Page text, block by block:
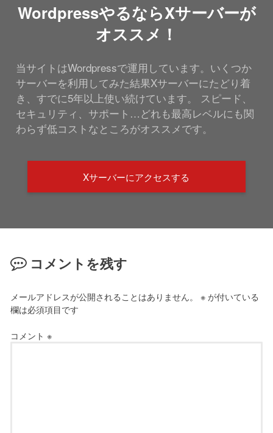
WordpressやるならXサーバーが
オススメ！
当サイトはWordpressで運用しています。いくつか
サーバーを利用してみた結果Xサーバーにたどり着
き、すでに5年以上使い続けています。 スピード、
セキュリティ、サポート…どれも最高レベルにも関
わらず低コストなところがオススメです。
Xサーバーにアクセスする
コメントを残す
メールアドレスが公開されることはありません。 ※が付いている
欄は必須項目です
コメント ※